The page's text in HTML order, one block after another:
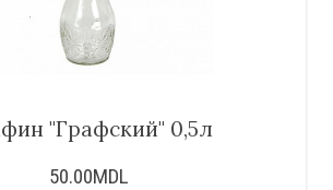
"Графский" 0,5л
50.00MDL